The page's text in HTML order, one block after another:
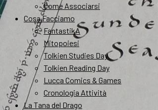
Come Associarsi
Cosa Facciamo
FantastikA
Mitopoiesi
Tolkien Studies Day
Tolkien Reading Day
Lucca Comics & Games
Cronologia Attività
La Tana del Drago